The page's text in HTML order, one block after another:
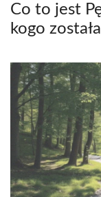
Co to jest
kogo